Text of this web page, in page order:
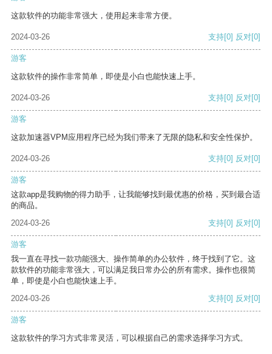
这款软件的功能非常强大，使用起来非常方便。
2024-03-26 支持[0] 反对[0]
游客
这款软件的操作非常简单，即使是小白也能快速上手。
2024-03-26 支持[0] 反对[0]
游客
这款加速器VPM应用程序已经为我们带来了无限的隐私和安全性保护。
2024-03-26 支持[0] 反对[0]
游客
这款app是我购物的得力助手，让我能够找到最优惠的价格，买到最合适
的商品。
2024-03-26
支持[0] 反对[0]
游客
我一直在寻找一款功能强大、操作简单的办公软件，终于找到了它。这
款软件的功能非常强大，可以满足我日常办公的所有需求。操作也很简
单，即使是小白也能快速上手。
2024-03-26
支持[0] 反对[0]
游客
这款软件的学习方式非常灵活，可以根据自己的需求选择学习方式。